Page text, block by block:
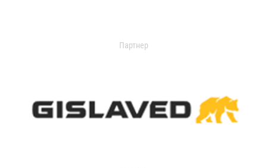
Партнер